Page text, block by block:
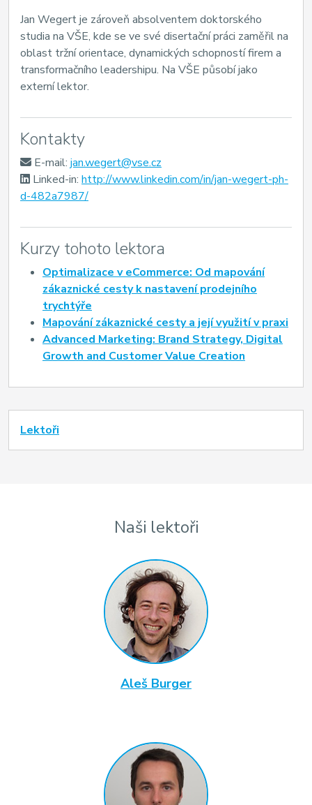
Jan Wegert je zároveň absolventem doktorského
studia na VŠE, kde se ve své disertační práci zaměřil na
oblast tržní orientace, dynamických schopností firem a
transformačního leadershipu. Na VŠE působí jako
externí lektor.
Kontakty
E-mail: jan.wegert@vse.cz
Linked-in: http://www.linkedin.com/in/jan-wegert-ph-
d-482a7987/
Kurzy tohoto lektora
Optimalizace v eCommerce: Od mapování
zákaznické cesty k nastavení prodejního
trychtýře
Mapování zákaznické cesty a její využití v praxi
Advanced Marketing: Brand Strategy, Digital
Growth and Customer Value Creation
Lektoři
Naši lektoři
Aleš Burger